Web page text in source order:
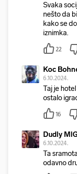
Svaka
nešto da
kako se
iznimka.
22
Koc
6.10.2024.
Taj je
ostalo
16
Dudly
6.10.2024.
Ta
odavno